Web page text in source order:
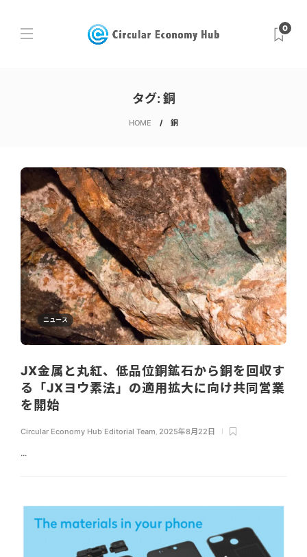
0
タグ: 銅
HOME 銅
ニュース
JX金属と丸紅、低品位銅鉱石から銅を回収す
る「JXヨウ素法」の適用拡大に向け共同営業
を開始
Circular Economy Hub Editorial Team 2025年8月22日
...